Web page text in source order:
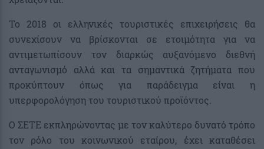
Το 2018 οι ελληνικές τουριστικές επιχειρήσεις θα
συνεχίσουν να βρίσκονται σε ετοιμότητα για να
αντιμετωπίσουν τον διαρκώς αυξανόμενο διεθνή
ανταγωνισμό αλλά και τα σημαντικά ζητήματα που
προκύπτουν όπως για παράδειγμα είναι η
υπερφορολόγηση του τουριστικού προϊόντος.
Ο ΣΕΤΕ εκπληρώνοντας με τον καλύτερο δυνατό τρόπο
τον ρόλο του κοινωνικού εταίρου, έχει καταθέσει